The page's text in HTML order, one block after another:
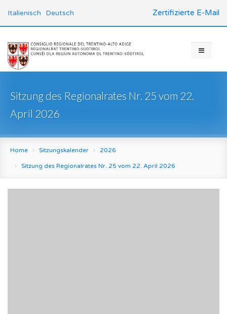
Italienisch Deutsch Zertifizierte E-Mail
Sitzung des Regionalrates Nr. 25 vom 22.
April 2026
Home Sitzungskalender 2026
Sitzung des Regionalrates Nr. 25 vom 22. April 2026